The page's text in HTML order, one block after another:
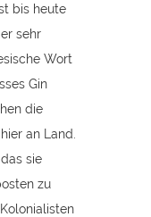
bis heute
sehr
Wort
Gin
die
an Land.
sie
zu